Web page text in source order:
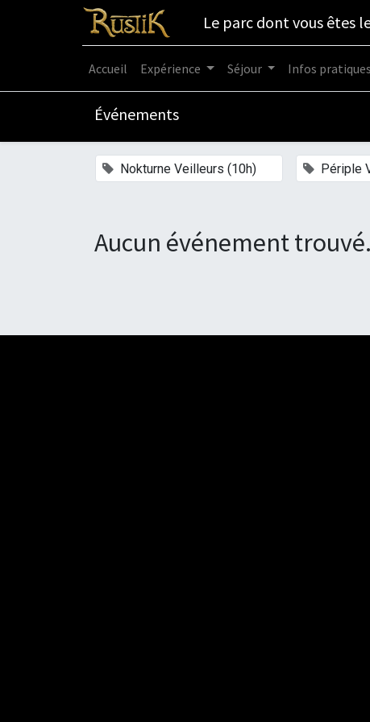
Le parc dont vous êtes
Accueil Expérience Séjour Infos pratiques
Événements
Nokturne Veilleurs (10h) Périple
Aucun événement trouvé.